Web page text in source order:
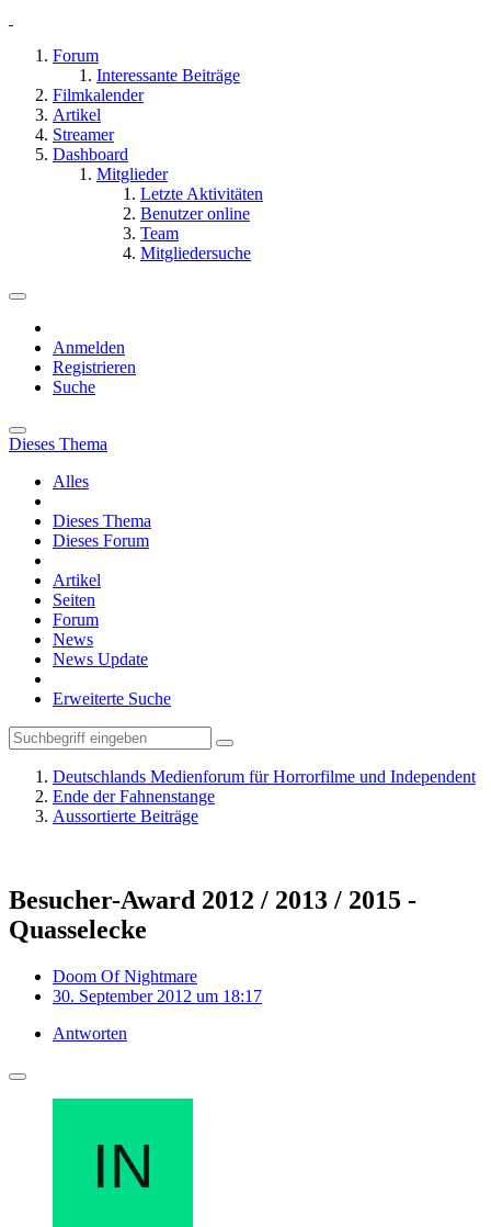
Forum
Interessante Beiträge
Filmkalender
Artikel
Streamer
Dashboard
Mitglieder
Letzte Aktivitäten
Benutzer online
Team
Mitgliedersuche
Anmelden
Registrieren
Suche
Dieses Thema
Alles
Dieses Thema
Dieses Forum
Artikel
Seiten
Forum
News
News Update
Erweiterte Suche
Deutschlands Medienforum für Horrorfilme und Independent
Ende der Fahnenstange
Aussortierte Beiträge
Besucher-Award 2012 / 2013 / 2015 -
Quasselecke
Doom Of Nightmare
30. September 2012 um 18:17
Antworten